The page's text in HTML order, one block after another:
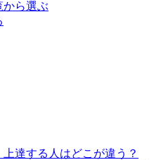
から選ぶ
達する人はどこが違う？